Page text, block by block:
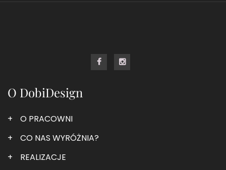
O DobiDesign
O PRACOWNI
CO NAS WYRÓŻNIA?
REALIZACJE